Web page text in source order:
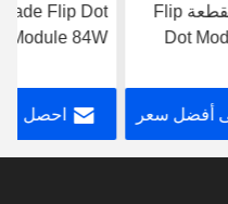
5x7 Flip Blade Flip Dot
Module 84W تركيب العمود
احصل على أفضل سعر